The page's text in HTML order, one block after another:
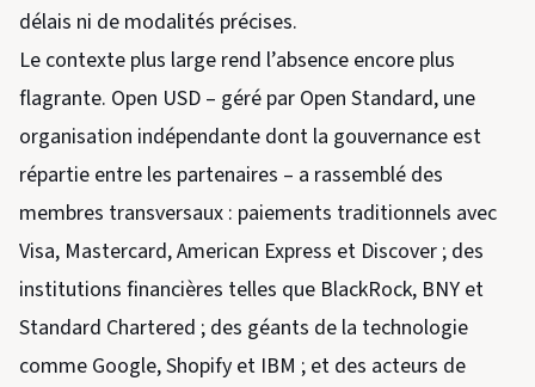
délais ni de modalités précises.
Le contexte plus large rend l’absence encore plus
flagrante. Open USD – géré par Open Standard, une
organisation indépendante dont la gouvernance est
répartie entre les partenaires – a rassemblé des
membres transversaux : paiements traditionnels avec
Visa, Mastercard, American Express et Discover ; des
institutions financières telles que BlackRock, BNY et
Standard Chartered ; des géants de la technologie
comme Google, Shopify et IBM ; et des acteurs de